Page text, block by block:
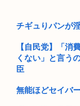
お盆休み3日目はじ
ィギ...
長崎の語り部のお
言われ発...
50代土木おぢ、
チギュりパンが
【自民党】「消
くない」と言う
臣
無能ほどセイバ